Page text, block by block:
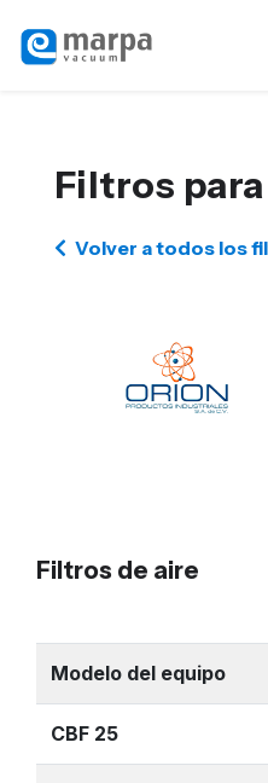
Filtros
Volver a todos los
Filtros de aire
Modelo del equipo
CBF 25